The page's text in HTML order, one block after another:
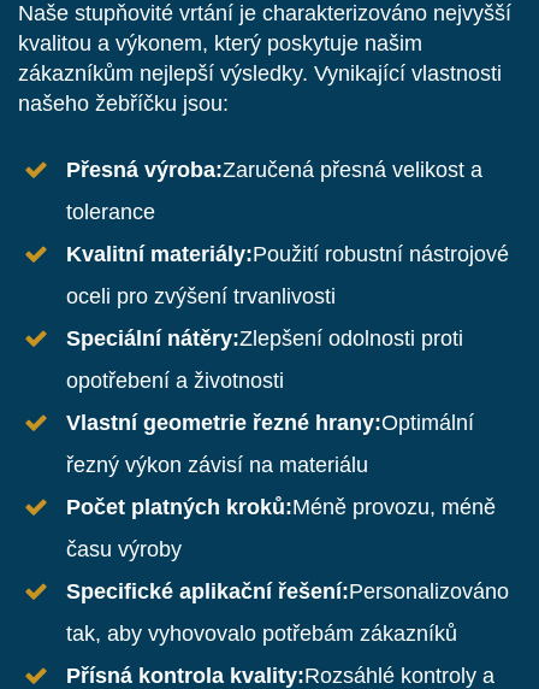
Naše stupňovité vrtání je charakterizováno nejvyšší
kvalitou a výkonem, který poskytuje našim
zákazníkům nejlepší výsledky. Vynikající vlastnosti
našeho žebříčku jsou:
Přesná výroba:Zaručená přesná velikost a
tolerance
Kvalitní materiály:Použití robustní nástrojové
oceli pro zvýšení trvanlivosti
Speciální nátěry:Zlepšení odolnosti proti
opotřebení a životnosti
Vlastní geometrie řezné hrany:Optimální
řezný výkon závisí na materiálu
Počet platných kroků:Méně provozu, méně
času výroby
Specifické aplikační řešení:Personalizováno
tak, aby vyhovovalo potřebám zákazníků
Přísná kontrola kvality:Rozsáhlé kontroly a